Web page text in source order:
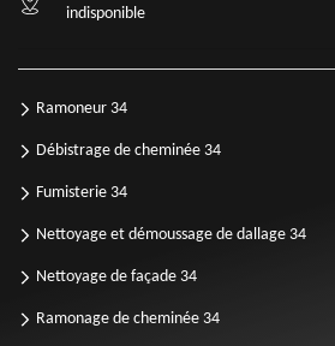
indisponible
Ramoneur 34
Débistrage de cheminée 34
Fumisterie 34
Nettoyage et démoussage de dallage 34
Nettoyage de façade 34
Ramonage de cheminée 34